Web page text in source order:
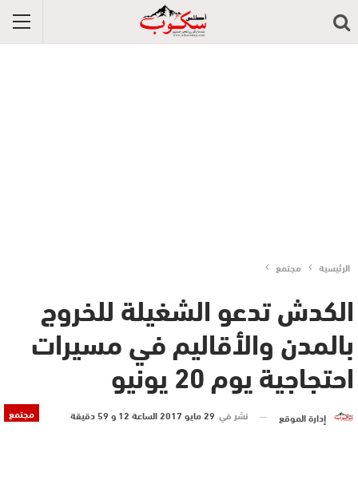
الرئيسية مجتمع
الكدش تدعو الشغيلة للخروج
بالمدن والأقاليم في مسيرات
احتجاجية يوم 20 يونيو
مجتمع إدارة الموقع نشر في 29 مايو 2017 الساعة 12 و 59 دقيقة